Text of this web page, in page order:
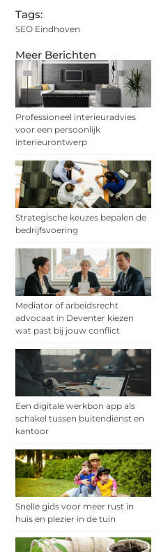
Meer Berichten
Professioneel interieuradvies
voor een persoonlijk
interieurontwerp
Strategische keuzes bepalen de
bedrijfsvoering
Mediator of arbeidsrecht
advocaat in Deventer kiezen
wat past bij jouw conflict
Een digitale werkbon app als
schakel tussen buitendienst en
kantoor
Snelle gids voor meer rust in
huis en plezier in de tuin
Tags:
SEO Eindhoven